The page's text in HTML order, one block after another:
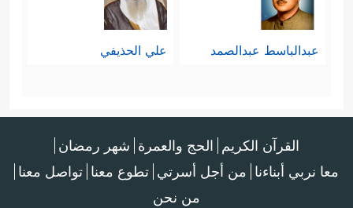
عبدالباسط عبدالصمد علي الحذيفي
القرآن الكريم الحج والعمرة شهر رمضان
معا نربي أبناءنا من أجل أسرتي تطوع معنا تواصل معنا
من نحن